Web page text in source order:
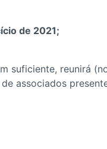
de 2021;
suficiente, reunirá
associados